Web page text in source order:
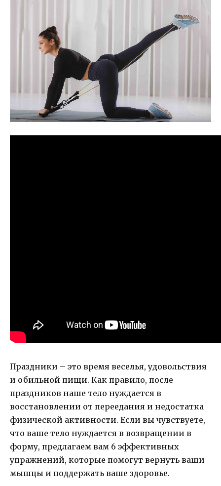
Праздники – это время веселья, удовольствия
и обильной пищи. Как правило, после
праздников наше тело нуждается в
восстановлении от переедания и недостатка
физической активности. Если вы чувствуете,
что ваше тело нуждается в возвращении в
форму, предлагаем вам 6 эффективных
упражнений, которые помогут вернуть ваши
мышцы и поддержать ваше здоровье.